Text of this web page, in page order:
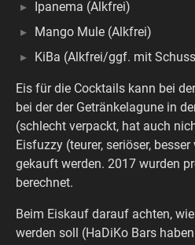
Ipanema (Alkfrei)
Mango Mule (Alkfrei)
KiBa (Alkfrei/ggf. mit
Eis für die Cocktails kann bei
bei der der Getränkelagune in
(schlecht verpackt, hat auch
Eisfuzzy (teurer, seriöser,
gekauft werden. 2017 wurden
berechnet.
Beim Eiskauf darauf achten,
werden soll (HaDiKo Bars